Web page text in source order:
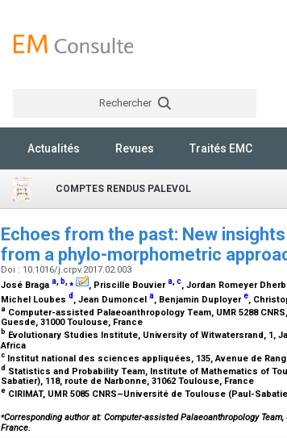
Rechercher
Actualités Revues Traités EMC
COMPTES RENDUS PALEVOL
Echoes from the past: New
from a phylo-morphometric
Doi : 10.1016/j.crpv.2017.02.003
José Braga a, b,⁎ , Priscille Bouviera,c, Jordan Romeyer
Michel Loubes d , Jean Dumoncel a, Benjamin Duployere,
a Computer-assisted Palaeoanthropology Team, UMR 5288
Guesde, 31000 Toulouse, France
b Evolutionary Studies Institute, University of Witwatersrand, 1,
Africa
c Institut national des sciences appliquées, 135, Avenue de
d Statistics and Probability Team, Institute of Mathematics of
Sabatier), 118, route de Narbonne, 31062 Toulouse, France
e CIRIMAT, UMR 5085 CNRS–Université de Toulouse (Paul-
⁎Corresponding author at: Computer-assisted Palaeoanthropology
France.